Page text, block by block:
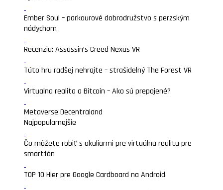
Ember Soul – parkourové dobrodružstvo s perzským
nádychom
Recenzia: Assassin’s Creed Nexus VR
Túto hru radšej nehrajte – strašidelný The Forest VR
Virtualna realita a Bitcoin – Ako sú prepojené?
Metaverse Decentraland
Najpopularnejšie
Čo môžete robiť s okuliarmi pre virtuálnu realitu pre
smartfón
TOP 10 Hier pre Google Cardboard na Android